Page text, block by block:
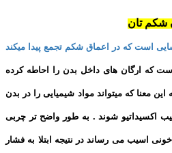
است که در اعماق شکم تجمع پیدا میکند
که ارگان های داخل بدن را احاطه کرده
معنا که میتواند مواد شیمیایی را در بدن
اکسیداتیو شوند . به طور واضح تر چربی
اسیب می رساند در نتیجه ابتلا به فشار